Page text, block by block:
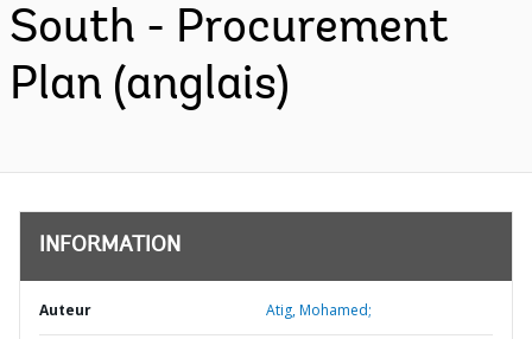
South - Procurement
Plan (anglais)
INFORMATION
Auteur Atig, Mohamed;